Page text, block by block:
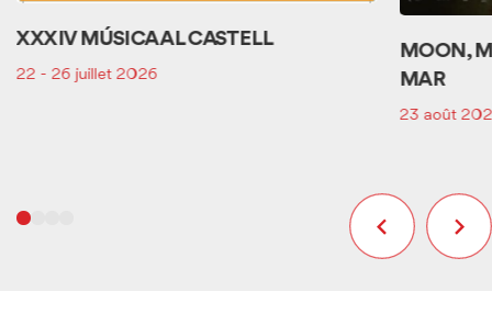
XXXIV MÚSICA AL CASTELL
22 - 26 juillet 2026
MOON,
MAR
23 août